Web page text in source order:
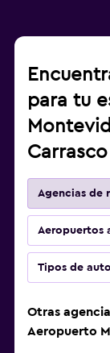
para tu
Agencias de
Aeropuertos
Tipos de
Otras
Aeropuerto